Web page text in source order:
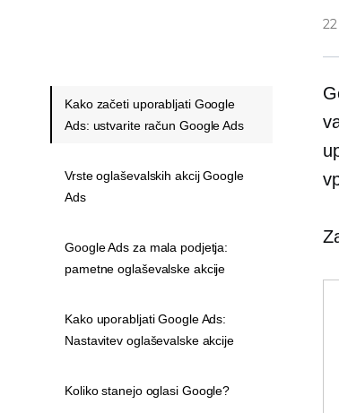
Kako začeti uporabljati Google
Ads: ustvarite račun Google Ads
Vrste oglaševalskih akcij Google
Ads
Google Ads za mala podjetja:
pametne oglaševalske akcije
Kako uporabljati Google Ads:
Nastavitev oglaševalske akcije
Koliko stanejo oglasi Google?